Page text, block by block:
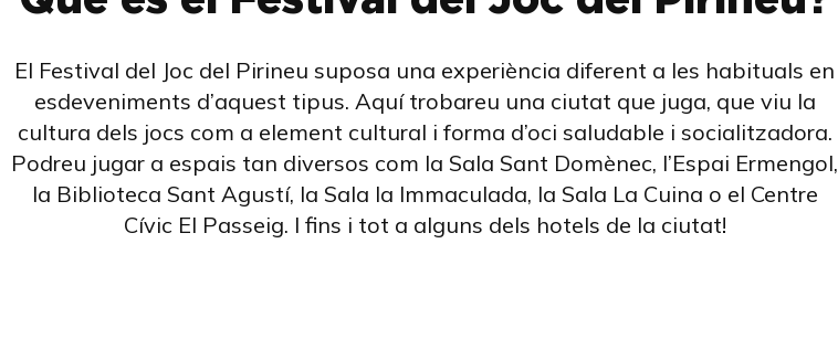
El Festival del Joc del Pirineu suposa una experiència diferent a les habituals en
esdeveniments d’aquest tipus. Aquí trobareu una ciutat que juga, que viu la
cultura dels jocs com a element cultural i forma d’oci saludable i socialitzadora.
Podreu jugar a espais tan diversos com la Sala Sant Domènec, l’Espai Ermengol,
la Biblioteca Sant Agustí, la Sala la Immaculada, la Sala La Cuina o el Centre
Cívic El Passeig. I fins i tot a alguns dels hotels de la ciutat!